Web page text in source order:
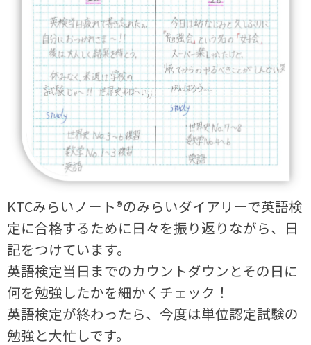
KTCみらいノート®のみらいダイアリーで英語検
定に合格するために日々を振り返りながら、日
記をつけています。
英語検定当日までのカウントダウンとその日に
何を勉強したかを細かくチェック！
英語検定が終わったら、今度は単位認定試験の
勉強と大忙しです。